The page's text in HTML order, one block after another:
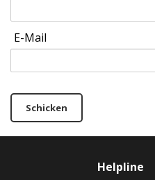
E-Mail
Schicken
Helpline